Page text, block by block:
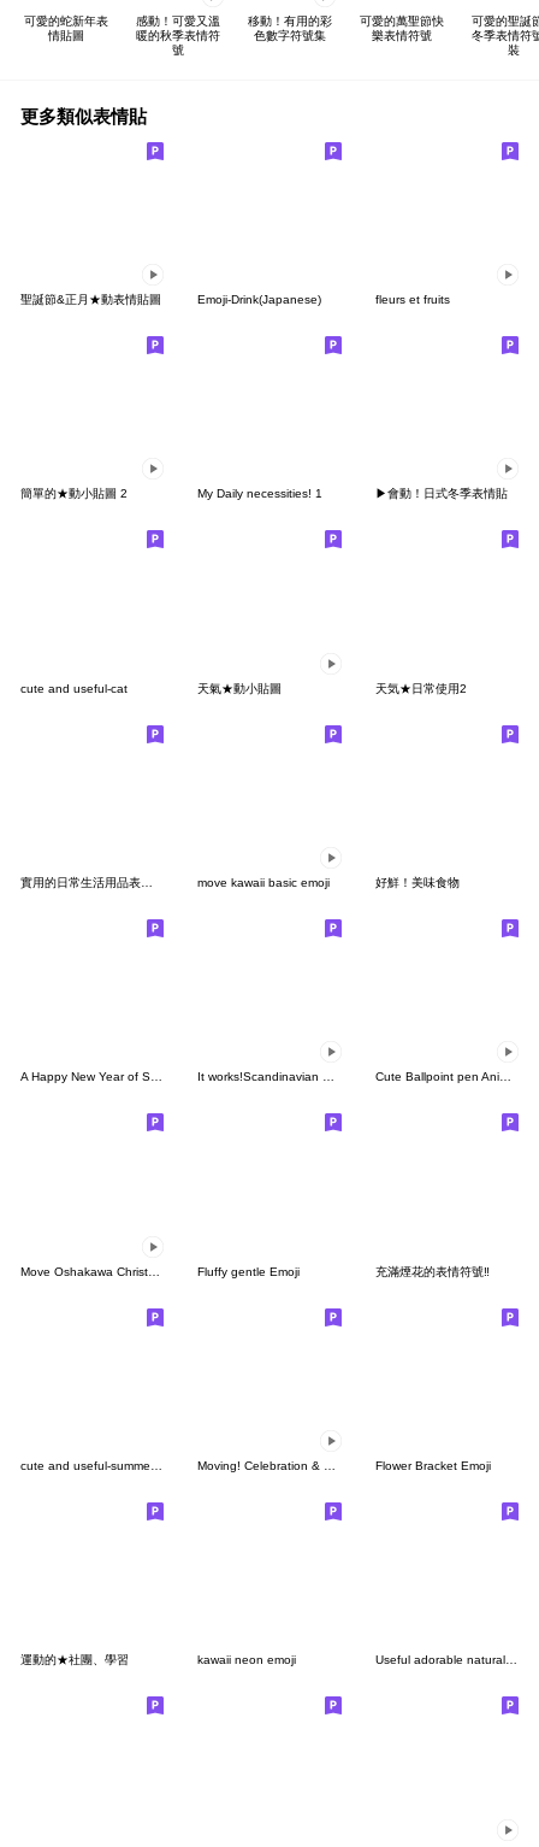
可愛的蛇新年表
情貼圖
感動！可愛又溫
暖的秋季表情符
號
移動！有用的彩
色數字符號集
可愛的萬聖節快
樂表情符號
可愛的聖誕
冬季表情符
裝
更多類似表情貼
聖誕節&正月★動表情貼圖 Emoji-Drink(Japanese) fleurs et fruits
簡單的★動小貼圖 2 My Daily necessities! 1 ▶會動！日式冬季表情貼
cute and useful-cat 天氣★動小貼圖 天気★日常使用2
move kawaii basic emoji 好鮮！美味食物
A Happy New Year of Seasonal Emoji. It works!Scandinavian natural pictograms Cute Ballpoint pen Animation Emoji
Fluffy gentle Emoji 充滿煙花的表情符號‼️
Flower Bracket Emoji
運動的★社團、學習 kawaii neon emoji Useful adorable natural emoji 8